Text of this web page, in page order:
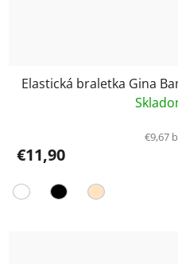
Elastická braletka Gina
€9,67
€11,90